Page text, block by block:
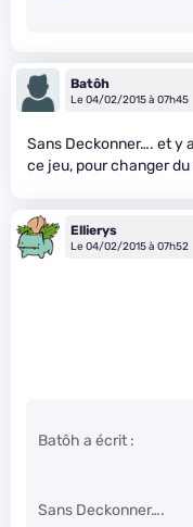
Batôh
Le 04/02/2015 à 07h45
Sans Deckonner…. et y
ce jeu, pour changer du
Ellierys
Le 04/02/2015 à 07h52
Batôh a écrit :
Sans Deckonner….